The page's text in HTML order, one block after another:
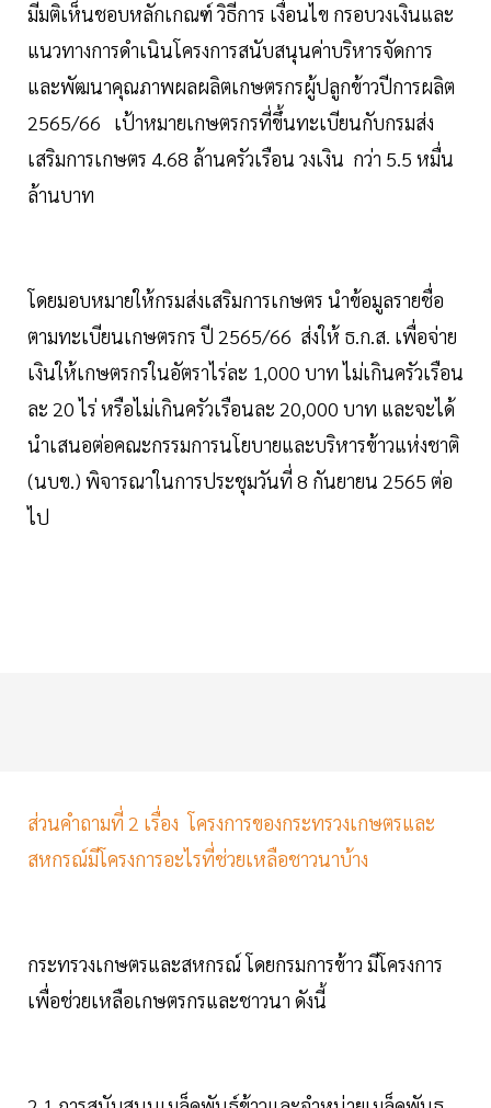
มีมติเห็นชอบหลักเกณฑ์ วิธีการ เงื่อนไข กรอบวงเงินและ
แนวทางการดำเนินโครงการสนับสนุนค่าบริหารจัดการ
และพัฒนาคุณภาพผลผลิตเกษตรกรผู้ปลูกข้าวปีการผลิต
2565/66 เป้าหมายเกษตรกรที่ขึ้นทะเบียนกับกรมส่ง
เสริมการเกษตร 4.68 ล้านครัวเรือน วงเงิน กว่า 5.5 หมื่น
ล้านบาท
โดยมอบหมายให้กรมส่งเสริมการเกษตร นำข้อมูลรายชื่อ
ตามทะเบียนเกษตรกร ปี 2565/66 ส่งให้ ธ.ก.ส. เพื่อจ่าย
เงินให้เกษตรกรในอัตราไร่ละ 1,000 บาท ไม่เกินครัวเรือน
ละ 20 ไร่ หรือไม่เกินครัวเรือนละ 20,000 บาท และจะได้
นำเสนอต่อคณะกรรมการนโยบายและบริหารข้าวแห่งชาติ
(นบข.) พิจารณาในการประชุมวันที่ 8 กันยายน 2565 ต่อ
ไป
ส่วนคำถามที่ 2 เรื่อง โครงการของกระทรวงเกษตรและ
สหกรณ์มีโครงการอะไรที่ช่วยเหลือชาวนาบ้าง
กระทรวงเกษตรและสหกรณ์ โดยกรมการข้าว มีโครงการ
เพื่อช่วยเหลือเกษตรกรและชาวนา ดังนี้